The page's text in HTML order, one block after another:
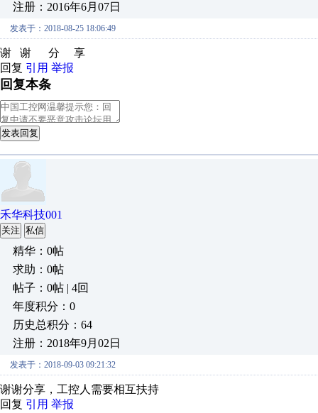
注册：2016年6月07日
发表于：2018-08-25 18:06:49
谢 谢 分 享
回复 引用 举报
回复本条
发表回复
禾华科技001
关注 私信
精华：0帖
求助：0帖
帖子：0帖 | 4回
年度积分：0
历史总积分：64
注册：2018年9月02日
发表于：2018-09-03 09:21:32
谢谢分享，工控人需要相互扶持
回复 引用 举报